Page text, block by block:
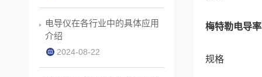
梅特勒电导
规格
电导仪在各行业中的具体应用
介绍
2024-08-22